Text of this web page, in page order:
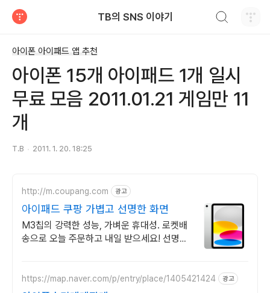
TB의 SNS 이야기
아이폰 아이패드 앱 추천
아이폰 15개 아이패드 1개 일시
무료 모음 2011.01.21 게임만 11
개
T.B 2011. 1. 20. 18:25
http://m.coupang.com 광고
아이패드 쿠팡 가볍고 선명한 화면
M3칩의 강력한 성능, 가벼운 휴대성. 로켓배
송으로 오늘 주문하고 내일 받으세요! 선명한
https://map.naver.com/p/entry/place/1405421424 광고